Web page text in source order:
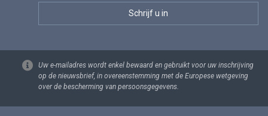
Uw e-mailadres wordt enkel bewaard en gebruikt voor uw inschrijving
op de nieuwsbrief, in overeenstemming met de Europese wetgeving
over de bescherming van persoonsgegevens.